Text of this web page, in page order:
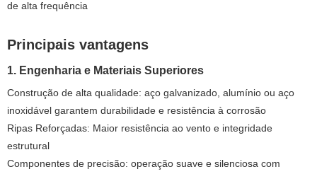
de alta frequência
Principais vantagens
1. Engenharia e Materiais Superiores
Construção de alta qualidade: aço galvanizado, alumínio ou aço
inoxidável garantem durabilidade e resistência à corrosão
Ripas Reforçadas: Maior resistência ao vento e integridade
estrutural
Componentes de precisão: operação suave e silenciosa com